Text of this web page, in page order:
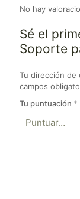
No hay
Sé el
Soporte
Tu dirección de
campos
Tu puntuación *